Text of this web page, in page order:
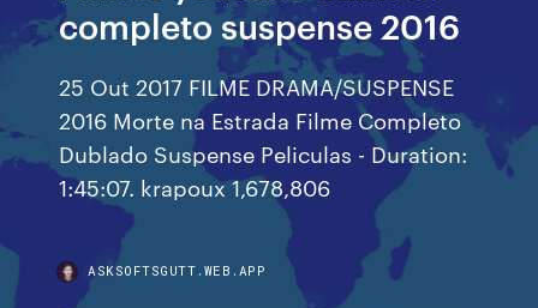
completo suspense 2016
25 Out 2017 FILME DRAMA/SUSPENSE
2016 Morte na Estrada Filme Completo
Dublado Suspense Peliculas - Duration:
1:45:07. krapoux 1,678,806
ASKSOFTSGUTT.WEB.APP